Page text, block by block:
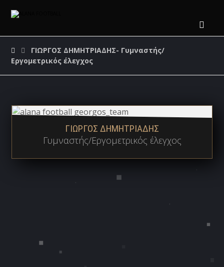
ΓΙΩΡΓΟΣ ΔΗΜΗΤΡΙΑΔΗΣ- Γυμναστής/
Εργομετρικός έλεγχος
ΓΙΩΡΓΟΣ ΔΗΜΗΤΡΙΑΔΗΣ
Γυμναστής/Εργομετρικός έλεγχος